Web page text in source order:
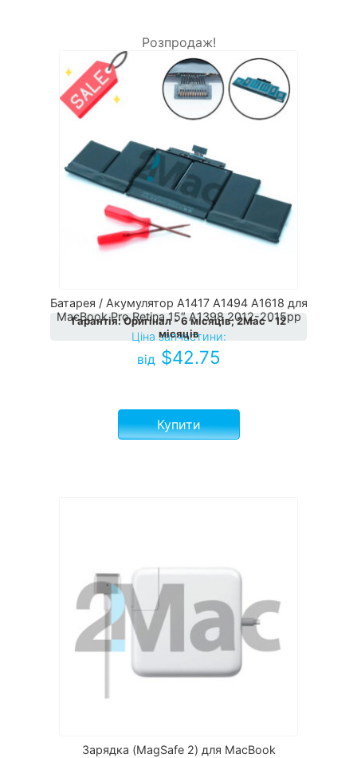
Розпродаж!
Батарея / Акумулятор A1417 A1494 A1618 для
MacBook Pro Retina 15″ A1398 2012-2015рр
Ціна запчастини:
від $42.75
Гарантія:Оригінал - 6 місяців; 2Мас - 12
місяців
Купити
Зарядка (MagSafe 2) для MacBook